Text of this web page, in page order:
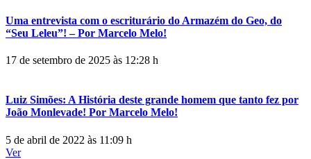
Uma entrevista com o escriturário do Armazém do Geo, do
“Seu Leleu”! – Por Marcelo Melo!
17 de setembro de 2025 às 12:28 h
Luiz Simões: A História deste grande homem que tanto fez por
João Monlevade! Por Marcelo Melo!
5 de abril de 2022 às 11:09 h
Ver